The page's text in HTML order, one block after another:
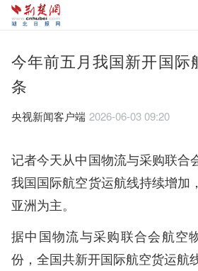
今年前五月我国新开国际
条
央视新闻客户端 2026-06-03 09:20
记者今天从中国物流与采购联合
我国国际航空货运航线持续增加
亚洲为主。
据中国物流与采购联合会航空
份，全国共新开国际航空货运航